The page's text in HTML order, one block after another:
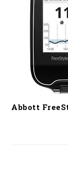
Abbott